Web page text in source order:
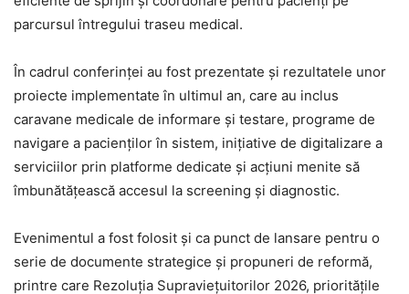
parcursul întregului traseu medical.
În cadrul conferinței au fost prezentate și rezultatele unor
proiecte implementate în ultimul an, care au inclus
caravane medicale de informare și testare, programe de
navigare a pacienților în sistem, inițiative de digitalizare a
serviciilor prin platforme dedicate și acțiuni menite să
îmbunătățească accesul la screening și diagnostic.
Evenimentul a fost folosit și ca punct de lansare pentru o
serie de documente strategice și propuneri de reformă,
printre care Rezoluția Supraviețuitorilor 2026, prioritățile